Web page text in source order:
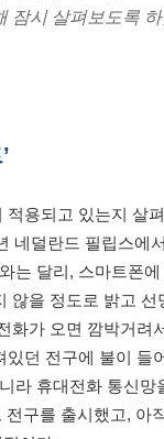
잠시 살펴보도록
용되고 있는지 살
네덜란드 필립스에
는 달리, 스마트폰
않을 정도로 밝고
화가 오면 깜박거려
던 전구에 불이 들
라 휴대전화 통신
구를 출시했고, 아